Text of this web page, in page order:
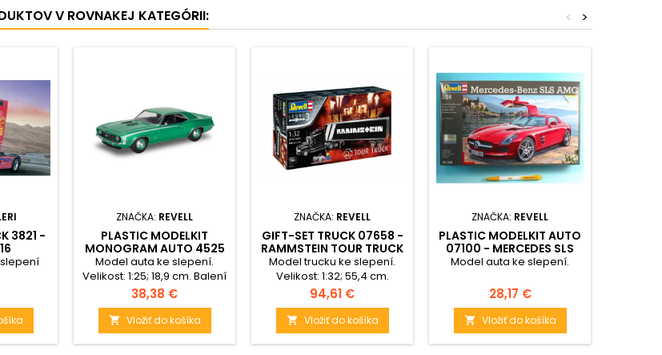
V ROVNAKEJ KATEGÓRII: >
<
3821 -
(1:24)
ZNAČKA: REVELL
PLASTIC MODELKIT
MONOGRAM AUTO 4525
- 1969 CAMARO SS 396
2N1 (1:25)
Model auta ke slepení.
Velikost: 1:25; 18,9 cm. Balení
obsahuje: 129 dílků ke
slepení.
Cena
38,38 €
 Vložiť do košíka
ZNAČKA: REVELL
GIFT-SET TRUCK 07658 -
RAMMSTEIN TOUR TRUCK
(1:32)
Model trucku ke slepení.
Velikost: 1:32; 55,4 cm.
Balení obsahuje: 96 dílků ke
slepení, lepidlo, štětec a
barvičky.
Cena
94,61 €
 Vložiť do košíka
ZNAČKA: REVELL
PLASTIC MODELKIT AUTO
07100 - MERCEDES SLS
AMG (1:24)
Model auta ke slepení.
Cena
28,17 €
 Vložiť do košíka